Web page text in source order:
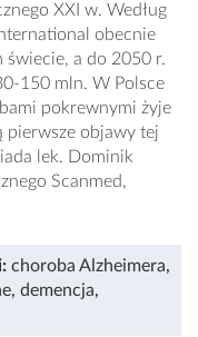
XXI w. Według
obecnie
świecie, a do 2050 r.
150 mln. W Polsce
pokrewnymi żyje
pierwsze objawy tej
lek. Dominik
Scanmed,
choroba Alzheimera,
, demencja,